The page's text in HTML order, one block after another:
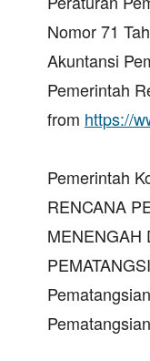
Nomor 71
Akuntansi
Pemerintah
from https://
Pemerintah
RENCANA
MENENGAH